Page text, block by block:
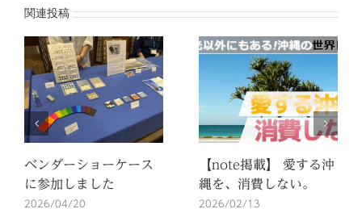
関連投稿
ベンダーショーケース
に参加しました
2026/04/20
【note掲載】 愛する沖
縄を、消費しない。
2026/02/13